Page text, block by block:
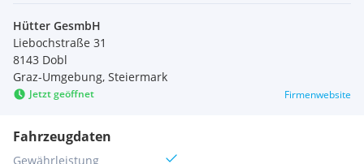
Hütter GesmbH
Liebochstraße 31
8143 Dobl
Graz-Umgebung, Steiermark
Jetzt geöffnet Firmenwebsite
Fahrzeugdaten
Gewährleistung